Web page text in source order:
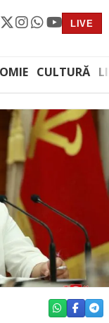
LIVE
CULTURĂ
WHATSAPP